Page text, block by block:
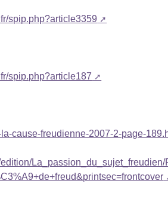
spip.php?article3359
spip.php?article187
cause-freudienne-2007-2-page-